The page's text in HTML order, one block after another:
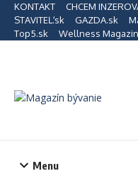
Preskočiť na obsah
KONTAKT CHCEM
STAVITEĽ.sk
GAZDA.sk
Top5.sk
Wellness
Menu